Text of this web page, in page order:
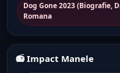
Dog Gone 2023 (Biografie,
Romana
📻 Impact Manele